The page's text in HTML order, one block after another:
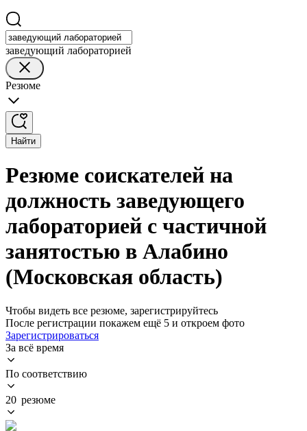
заведующий лабораторией
Резюме
Найти
Резюме соискателей на
должность заведующего
лабораторией с частичной
занятостью в Алабино
(Московская область)
Чтобы видеть все резюме, зарегистрируйтесь
После регистрации покажем ещё 5 и откроем фото
Зарегистрироваться
За всё время
По соответствию
20 резюме